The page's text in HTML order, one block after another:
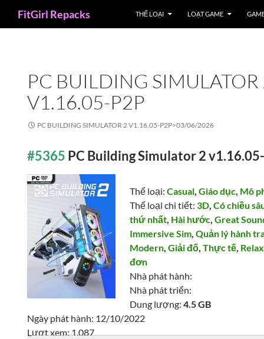
FitGirl Repacks THỂ LOẠI LOẠT GAME
PC BUILDING SIMULATOR
V1.16.05-P2P
PC BUILDING SIMULATOR 2 V1.16.05-P2P>03/06/2026
#5365 PC Building Simulator 2
Thể loại:Casual,Giáo dục, Mô
Thể loại chi tiết: 3D,Có chiều
thứ nhất, Hài hước,Great
Immersive Sim,Quản lý hành
Modern,Giải đố,Thực tế,
đơn
Nhà phát hành:
Nhà phát triển:
Dung lượng:4.5 GB
Ngày phát hành: 12/10/2022
Lượt xem: 1,087